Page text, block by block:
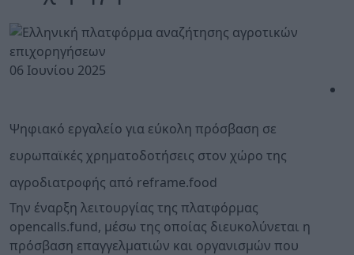
06 Ιουνίου 2025
Ψηφιακό εργαλείο για εύκολη πρόσβαση σε
ευρωπαϊκές χρηματοδοτήσεις στον χώρο της
αγροδιατροφής από reframe.food
Την έναρξη λειτουργίας της πλατφόρμας
opencalls.fund, μέσω της οποίας διευκολύνεται η
πρόσβαση επαγγελματιών και οργανισμών που